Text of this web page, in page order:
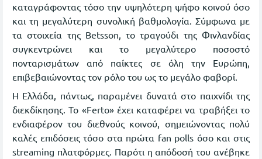
καταγράφοντας τόσο την υψηλότερη ψήφο κοινού όσο
και τη μεγαλύτερη συνολική βαθμολογία. Σύμφωνα με
τα στοιχεία της Betsson, το τραγούδι της Φινλανδίας
συγκεντρώνει και το μεγαλύτερο ποσοστό
πονταρισμάτων από παίκτες σε όλη την Ευρώπη,
επιβεβαιώνοντας τον ρόλο του ως το μεγάλο φαβορί.
Η Ελλάδα, πάντως, παραμένει δυνατά στο παιχνίδι της
διεκδίκησης. Το «Ferto» έχει καταφέρει να τραβήξει το
ενδιαφέρον του διεθνούς κοινού, σημειώνοντας πολύ
καλές επιδόσεις τόσο στα πρώτα fan polls όσο και στις
streaming πλατφόρμες. Παρότι η απόδοσή του ανέβηκε